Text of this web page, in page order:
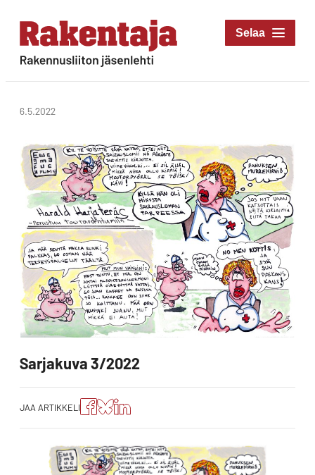
Siirry
suoraan
sisältöön
Rakentaja-lehti
6.5.2022
Sarjakuva 3/2022
JAA ARTIKKELI
Jaa
artikkeli
Facebookissa
Jaa
artikkeli
Blueskyssa
Jako:
Jaa
artikkeli
LinkedIn:ssä